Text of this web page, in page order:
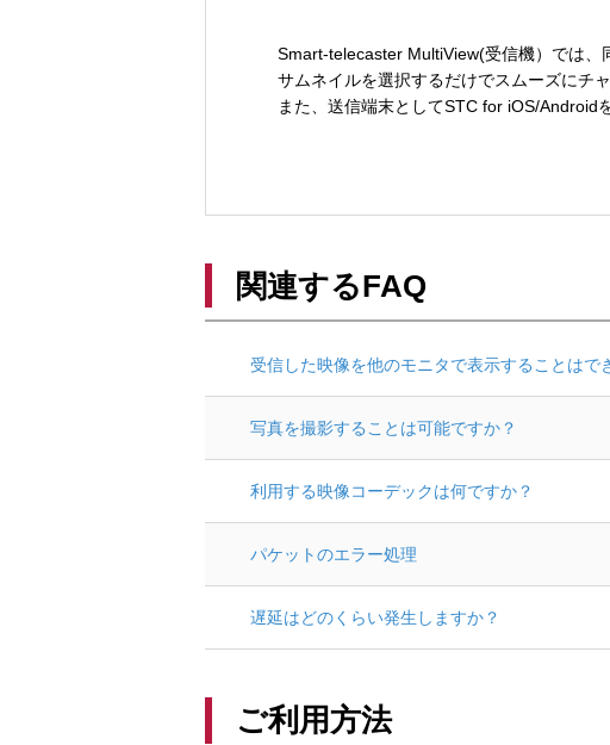
Smart-telecaster MultiView(受信機）では、
サムネイルを選択するだけでスムーズにチ
また、送信端末としてSTC for iOS/Android
関連するFAQ
受信した映像を他のモニタで表示することはで
写真を撮影することは可能ですか？
利用する映像コーデックは何ですか？
パケットのエラー処理
遅延はどのくらい発生しますか？
ご利用方法